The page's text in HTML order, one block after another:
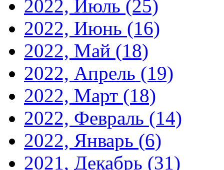
2022, Июль (25)
2022, Июнь (16)
2022, Май (18)
2022, Апрель (19)
2022, Март (18)
2022, Февраль (14)
2022, Январь (6)
2021, Декабрь (31)